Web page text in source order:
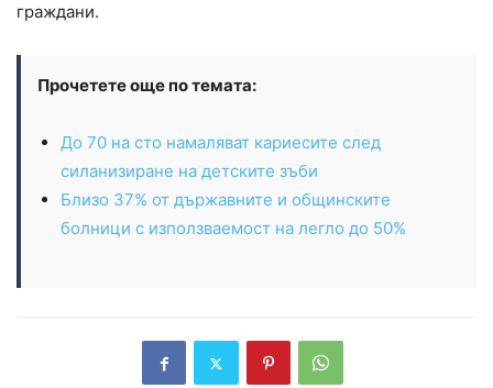
граждани.
Прочетете още по темата:
До 70 на сто намаляват кариесите след
силанизиране на детските зъби
Близо 37% от държавните и общинските
болници с използваемост на легло до 50%